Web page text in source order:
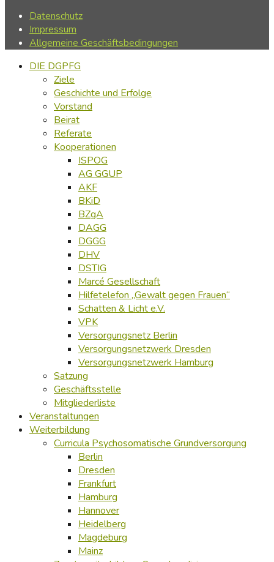
Datenschutz
Impressum
Allgemeine Geschäftsbedingungen
DIE DGPFG
Ziele
Geschichte und Erfolge
Vorstand
Beirat
Referate
Kooperationen
ISPOG
AG GGUP
AKF
BKiD
BZgA
DAGG
DGGG
DHV
DSTIG
Marcé Gesellschaft
Hilfetelefon „Gewalt gegen Frauen“
Schatten & Licht e.V.
VPK
Versorgungsnetz Berlin
Versorgungsnetzwerk Dresden
Versorgungsnetzwerk Hamburg
Satzung
Geschäftsstelle
Mitgliederliste
Veranstaltungen
Weiterbildung
Curricula Psychosomatische Grundversorgung
Berlin
Dresden
Frankfurt
Hamburg
Hannover
Heidelberg
Magdeburg
Mainz